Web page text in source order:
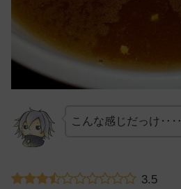
こんな感じだっけ‥‥
3.5